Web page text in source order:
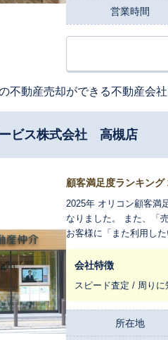
北摂エリアでの不動産
営業時間
不動産売却ができる不動産会社
ビス株式会社 高槻店
顧客満足度ランキング
2025年 オリコン顧客満
なりました。 また、「
お客様に「また利用し
却 戸建て 再利用意向
評価を4 段階にまとめ
会社特徴
スピード査定 / 周り
所在地